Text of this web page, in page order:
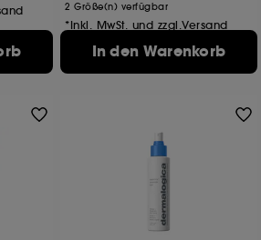
2 Größe(n) verfügbar
*Inkl. MwSt. und zzgl.Versand
In den Warenkorb